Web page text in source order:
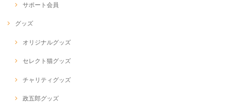
サポート会員
グッズ
オリジナルグッズ
セレクト猫グッズ
チャリティグッズ
政五郎グッズ